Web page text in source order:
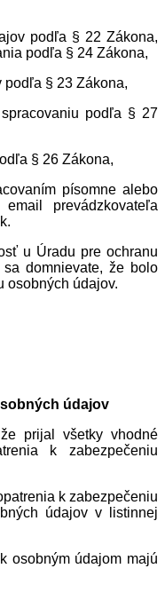
podľa § 22 Zákona,
podľa § 24 Zákona,
podľa § 23 Zákona,
podľa § 27
§ 26 Zákona,
písomne alebo
prevádzkovateľa
u Úradu pre ochranu
domnievate, že bolo
osobných údajov.
údajov
prijal všetky vhodné
k zabezpečeniu
k zabezpečeniu
údajov v listinnej
osobným údajom majú